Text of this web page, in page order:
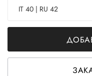
IT 40 | RU 42